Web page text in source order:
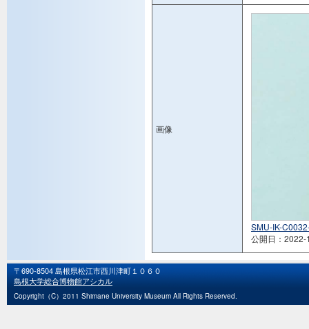
画像
SMU-IK-
公開日：2022-
〒690-8504 島根県松江市西川津町１０６０
島根大学総合博物館アシカル
Copyright（C）2011 Shimane University Museum All Rights Reserved.